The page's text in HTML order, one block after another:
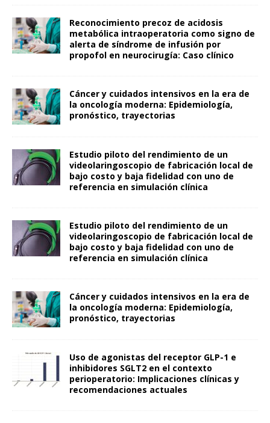
Reconocimiento precoz de acidosis
metabólica intraoperatoria como signo de
alerta de síndrome de infusión por
propofol en neurocirugía: Caso clínico
Cáncer y cuidados intensivos en la era de
la oncología moderna: Epidemiología,
pronóstico, trayectorias
Estudio piloto del rendimiento de un
videolaringoscopio de fabricación local de
bajo costo y baja fidelidad con uno de
referencia en simulación clínica
Estudio piloto del rendimiento de un
videolaringoscopio de fabricación local de
bajo costo y baja fidelidad con uno de
referencia en simulación clínica
Cáncer y cuidados intensivos en la era de
la oncología moderna: Epidemiología,
pronóstico, trayectorias
Uso de agonistas del receptor GLP-1 e
inhibidores SGLT2 en el contexto
perioperatorio: Implicaciones clínicas y
recomendaciones actuales